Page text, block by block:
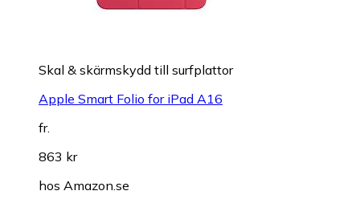
Skal & skärmskydd till surfplattor
Apple Smart Folio for iPad A16
fr.
863 kr
hos Amazon.se